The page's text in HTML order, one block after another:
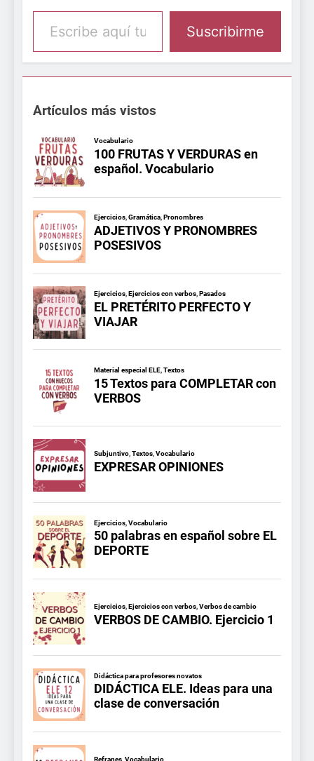
Escribe aquí tu email
Suscribirme
Artículos más vistos